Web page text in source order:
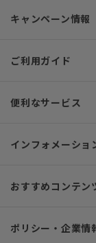
キャンペーン情報
ご利用ガイド
便利なサービス
インフォメーショ
おすすめコンテン
ポリシー・企業情